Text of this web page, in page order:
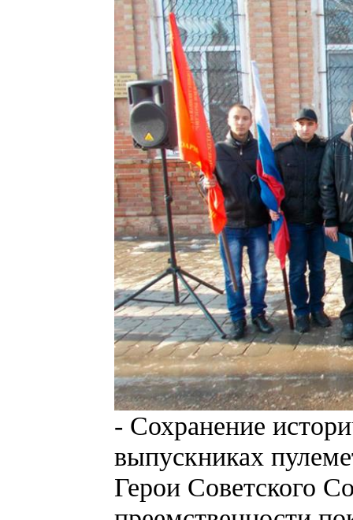
- Сохранение
выпускниках
Герои Советского